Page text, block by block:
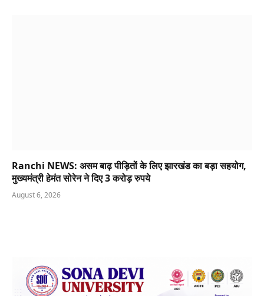
Ranchi NEWS: असम बाढ़ पीड़ितों के लिए झारखंड का बड़ा सहयोग,
मुख्यमंत्री हेमंत सोरेन ने दिए 3 करोड़ रुपये
August 6, 2026